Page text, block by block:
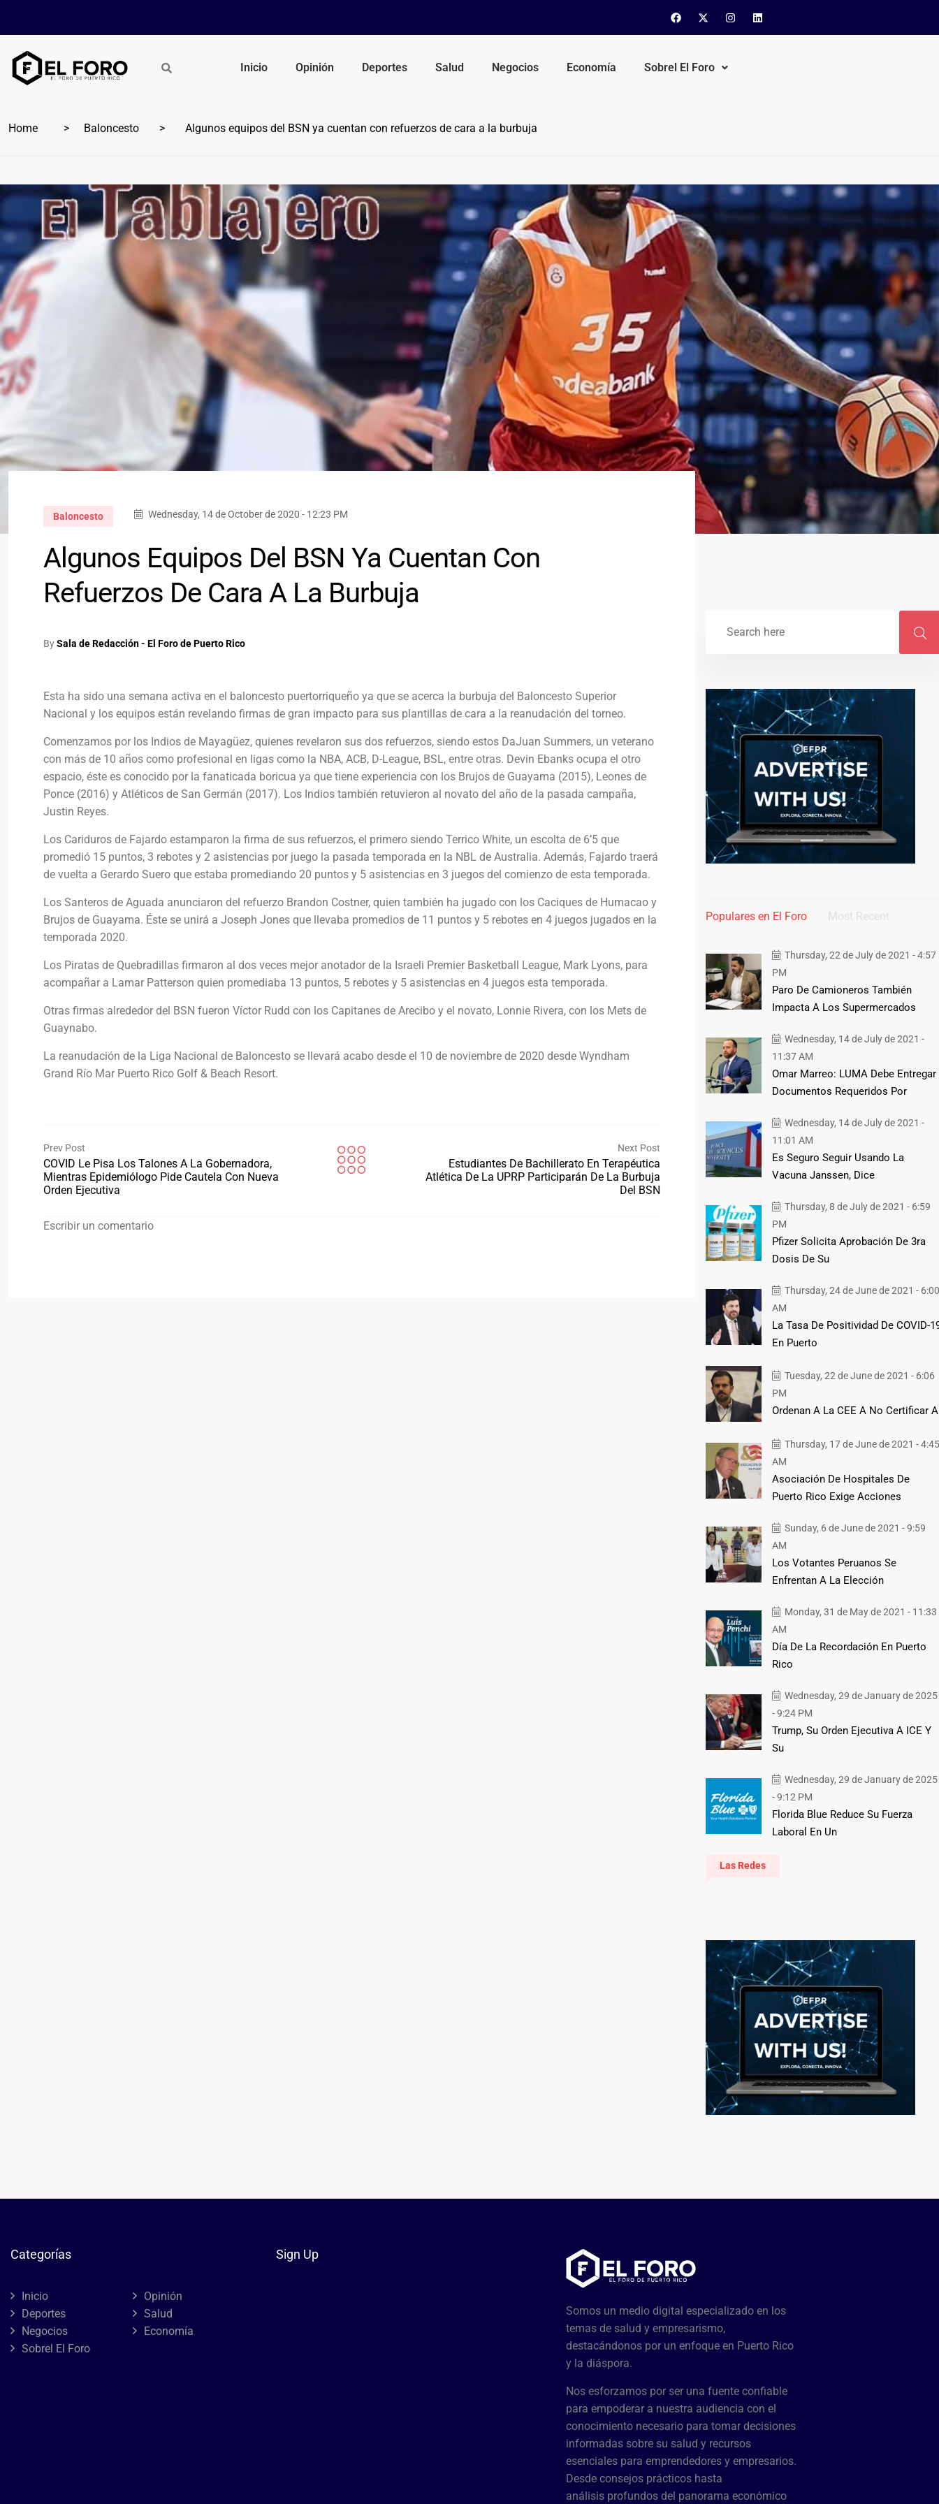
Inicio Opinión Deportes Salud Negocios Economía Sobrel El Foro
Home Baloncesto Algunos equipos del BSN ya cuentan con refuerzos de cara a la burbuja
Baloncesto Wednesday, 14 de October de 2020 - 12:23 PM
Algunos Equipos Del BSN Ya Cuentan Con
Refuerzos De Cara A La Burbuja
BySala de Redacción - El Foro de Puerto Rico
Esta ha sido una semana activa en el baloncesto puertorriqueño ya que se acerca la burbuja del Baloncesto Superior
Nacional y los equipos están revelando firmas de gran impacto para sus plantillas de cara a la reanudación del torneo.
Comenzamos por los Indios de Mayagüez, quienes revelaron sus dos refuerzos, siendo estos DaJuan Summers, un veterano
con más de 10 años como profesional en ligas como la NBA, ACB, D-League, BSL, entre otras. Devin Ebanks ocupa el otro
espacio, éste es conocido por la fanaticada boricua ya que tiene experiencia con los Brujos de Guayama (2015), Leones de
Ponce (2016) y Atléticos de San Germán (2017). Los Indios también retuvieron al novato del año de la pasada campaña,
Justin Reyes.
Los Cariduros de Fajardo estamparon la firma de sus refuerzos, el primero siendo Terrico White, un escolta de 6’5 que
promedió 15 puntos, 3 rebotes y 2 asistencias por juego la pasada temporada en la NBL de Australia. Además, Fajardo traerá
de vuelta a Gerardo Suero que estaba promediando 20 puntos y 5 asistencias en 3 juegos del comienzo de esta temporada.
Los Santeros de Aguada anunciaron del refuerzo Brandon Costner, quien también ha jugado con los Caciques de Humacao y
Brujos de Guayama. Éste se unirá a Joseph Jones que llevaba promedios de 11 puntos y 5 rebotes en 4 juegos jugados en la
temporada 2020.
Los Piratas de Quebradillas firmaron al dos veces mejor anotador de la Israeli Premier Basketball League, Mark Lyons, para
acompañar a Lamar Patterson quien promediaba 13 puntos, 5 rebotes y 5 asistencias en 4 juegos esta temporada.
Otras firmas alrededor del BSN fueron Víctor Rudd con los Capitanes de Arecibo y el novato, Lonnie Rivera, con los Mets de
Guaynabo.
La reanudación de la Liga Nacional de Baloncesto se llevará acabo desde el 10 de noviembre de 2020 desde Wyndham
Grand Río Mar Puerto Rico Golf & Beach Resort.
Prev Post
COVID Le Pisa Los Talones A La Gobernadora,
Mientras Epidemiólogo Pide Cautela Con Nueva
Orden Ejecutiva
Next Post
Estudiantes De Bachillerato En Terapéutica
Atlética De La UPRP Participarán De La Burbuja
Del BSN
Escribir un comentario
Populares en El Foro Most Recent
Thursday, 22 de July de 2021 - 4:57
PM
Paro De Camioneros También
Impacta A Los Supermercados
Wednesday, 14 de July de 2021 -
11:37 AM
Omar Marreo: LUMA Debe Entregar
Documentos Requeridos Por
Wednesday, 14 de July de 2021 -
11:01 AM
Es Seguro Seguir Usando La
Vacuna Janssen, Dice
Thursday, 8 de July de 2021 - 6:59
PM
Pfizer Solicita Aprobación De 3ra
Dosis De Su
Thursday, 24 de June de 2021 - 6:00
AM
La Tasa De Positividad De COVID-
En Puerto
Tuesday, 22 de June de 2021 - 6:06
PM
Ordenan A La CEE A No Certificar A
Thursday, 17 de June de 2021 - 4:45
AM
Asociación De Hospitales De
Puerto Rico Exige Acciones
Sunday, 6 de June de 2021 - 9:59
AM
Los Votantes Peruanos Se
Enfrentan A La Elección
Monday, 31 de May de 2021 - 11:33
AM
Día De La Recordación En Puerto
Rico
Wednesday, 29 de January de 2025
- 9:24 PM
Trump, Su Orden Ejecutiva A ICE Y
Su
Wednesday, 29 de January de 2025
- 9:12 PM
Florida Blue Reduce Su Fuerza
Laboral En Un
Las Redes
Categorías
Inicio
Opinión
Deportes
Salud
Negocios
Economía
Sobrel El Foro
Sign Up
Somos un medio digital especializado en los
temas de salud y empresarismo,
destacándonos por un enfoque en Puerto Rico
y la diáspora.
Nos esforzamos por ser una fuente confiable
para empoderar a nuestra audiencia con el
conocimiento necesario para tomar decisiones
informadas sobre su salud y recursos
esenciales para emprendedores y empresarios.
Desde consejos prácticos hasta
análisis profundos del panorama económico